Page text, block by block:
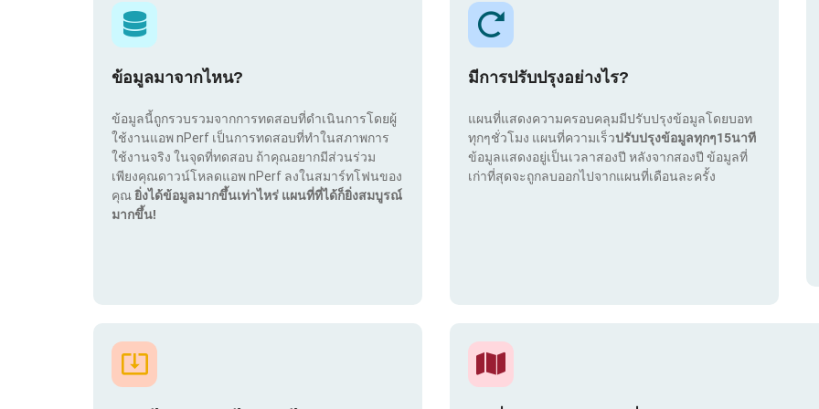
ข้อมูลมาจากไหน?
ข้อมูลนี้ถูกรวบรวมจากการทดสอบที่ดำเนินการโดยผู้
ใช้งานแอพ nPerf เป็นการทดสอบที่ทำในสภาพการ
ใช้งานจริง ในจุดที่ทดสอบ ถ้าคุณอยากมีส่วนร่วม
เพียงคุณดาวน์โหลดแอพ nPerf ลงในสมาร์ทโฟนของ
คุณยิ่งได้ข้อมูลมากขึ้นเท่าไหร่ แผนที่ที่ได้ก็ยิ่งสมบูรณ์
มากขึ้น!
มีการปรับปรุงอย่างไร?
แผนที่แสดงความครอบคลุมมีปรับปรุงข้อมูลโดยบอท
ทุกๆชั่วโมง แผนที่ความเร็วปรับปรุงข้อมูลทุกๆ15นาที
ข้อมูลแสดงอยู่เป็นเวลาสองปี หลังจากสองปี ข้อมูลที่
เก่าที่สุดจะถูกลบออกไปจากแผนที่เดือนละครั้ง